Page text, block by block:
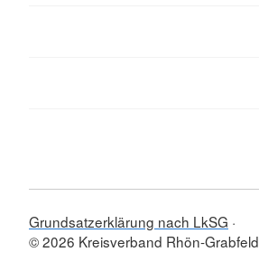
Grundsatzerklärung nach LkSG
© 2026 Kreisverband Rhön-Grabfeld